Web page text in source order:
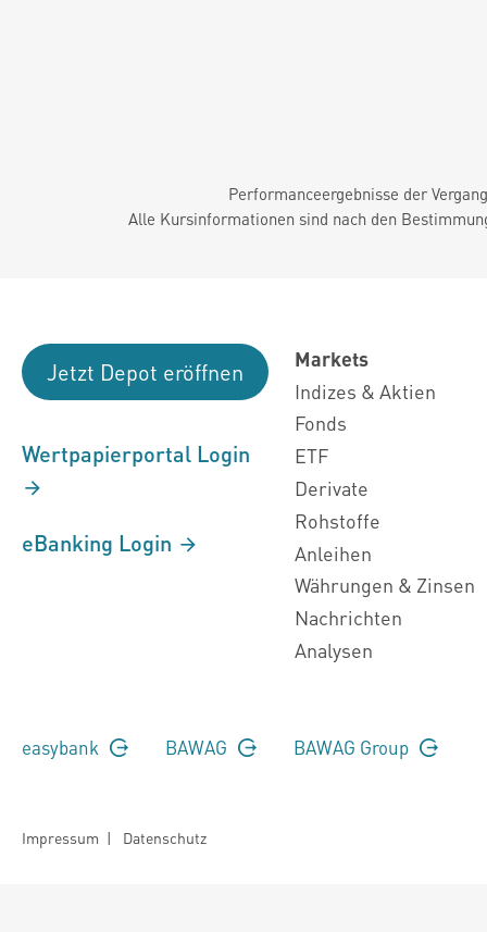
Performanceergebnisse der
Alle Kursinformationen sind nach den
Jetzt Depot eröffnen
Wertpapierportal Login
eBanking Login
Markets
Indizes & Aktien
Fonds
ETF
Derivate
Rohstoffe
Anleihen
Währungen & Zinsen
Nachrichten
Analysen
easybank BAWAG BAWAG Group
Impressum | Datenschutz